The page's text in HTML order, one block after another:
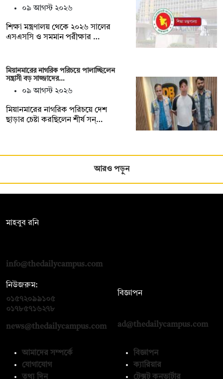
০৯ আগস্ট ২০২৬
শিক্ষা মন্ত্রণালয় থেকে ২০২৬ সালের
এসএসসি ও সমমান পরীক্ষার …
মিয়ানমারের নাগরিক পরিচয়ে পালাচ্ছিলেন
সন্ত্রাসী বড় সাজ্জাদের…
০৯ আগস্ট ২০২৬
মিয়ানমারের নাগরিক পরিচয়ে দেশ
ছাড়ার চেষ্টা করছিলেন শীর্ষ সন্…
আরও পড়ুন
মাহবুব রনি
info@thedailycampus.com
নিউজরুম:
০১৫৭২০৯৯১০৫
০১৭৮৫৭১৬২৭৮
news@thedailycampus.com
বিজ্ঞাপন
ad@thedailycampus.com
আমাদের সম্পর্কে
যোগাযোগ
তথ্য দিন
বিজ্ঞাপন
ক্যারিয়ার
টেক্সট কনভার্টার